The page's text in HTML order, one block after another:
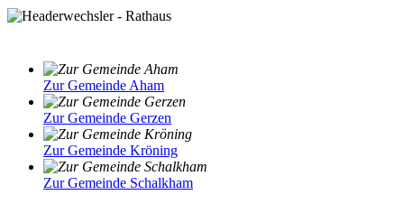
Zur Gemeinde Aham
Zur Gemeinde Gerzen
Zur Gemeinde Kröning
Zur Gemeinde Schalkham